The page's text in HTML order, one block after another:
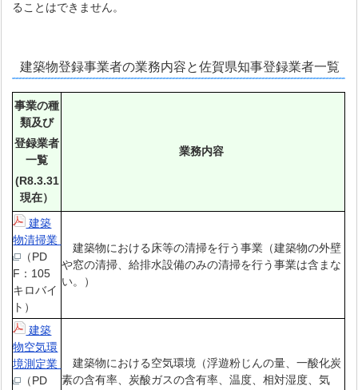
ることはできません。
建築物登録事業者の業務内容と佐賀県知事登録業者一覧
事業の種
類及び
登録業者
一覧
(R8.3.31
現在）
業務内容
建築
物清掃業
（PD
F：105
キロバイ
ト）
建築物における床等の清掃を行う事業（建築物の外壁
や窓の清掃、給排水設備のみの清掃を行う事業は含まな
い。）
建築
物空気環
境測定業
（PD
建築物における空気環境（浮遊粉じんの量、一酸化炭
素の含有率、炭酸ガスの含有率、温度、相対湿度、気